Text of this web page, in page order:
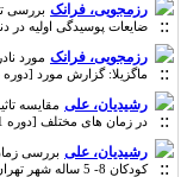
رزمجویی، فرانک بررسی
ضایعات پوسیدگی اولیه در دندان
رزمجویی، فرانک مورد نادر
ماگزیلا: گزارش مورد [دوره 14، شماره 2]
رشیدیان، علی
در زمان های مختلف [دوره 11، شماره 1]
رشیدیان، علی بررسی زمان و
کودکان 8- 5 ساله شهر تهران [دوره 17، شماره 2]